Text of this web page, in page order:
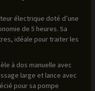
électrique doté d’une
de 5 heures. Sa
idéale pour traiter les
à dos manuelle avec
large et lance avec
pour sa pompe